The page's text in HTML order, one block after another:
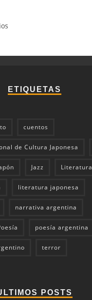
ETIQUETAS
cuentos
de Cultura Japonesa
Jazz Literatura
literatura japonesa
narrativa argentina
poesía argentina
terror
POSTS